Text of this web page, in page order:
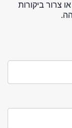
צרור ביקורות